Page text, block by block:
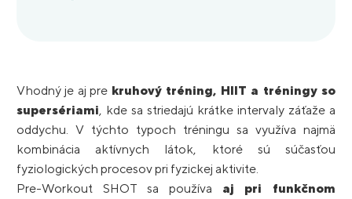
Vhodný je aj pre kruhový tréning, HIIT a tréningy so
supersériami, kde sa striedajú krátke intervaly záťaže a
oddychu. V týchto typoch tréningu sa využíva najmä
kombinácia aktívnych látok, ktoré sú súčasťou
fyziologických procesov pri fyzickej aktivite.
Pre-Workout SHOT sa používa aj pri funkčnom